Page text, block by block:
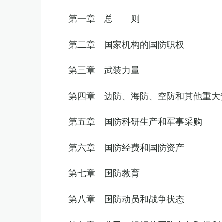
第一章 总 则
第二章 国家机构的国防职权
第三章 武装力量
第四章 边防、海防、空防和其他重大
第五章 国防科研生产和军事采购
第六章 国防经费和国防资产
第七章 国防教育
第八章 国防动员和战争状态